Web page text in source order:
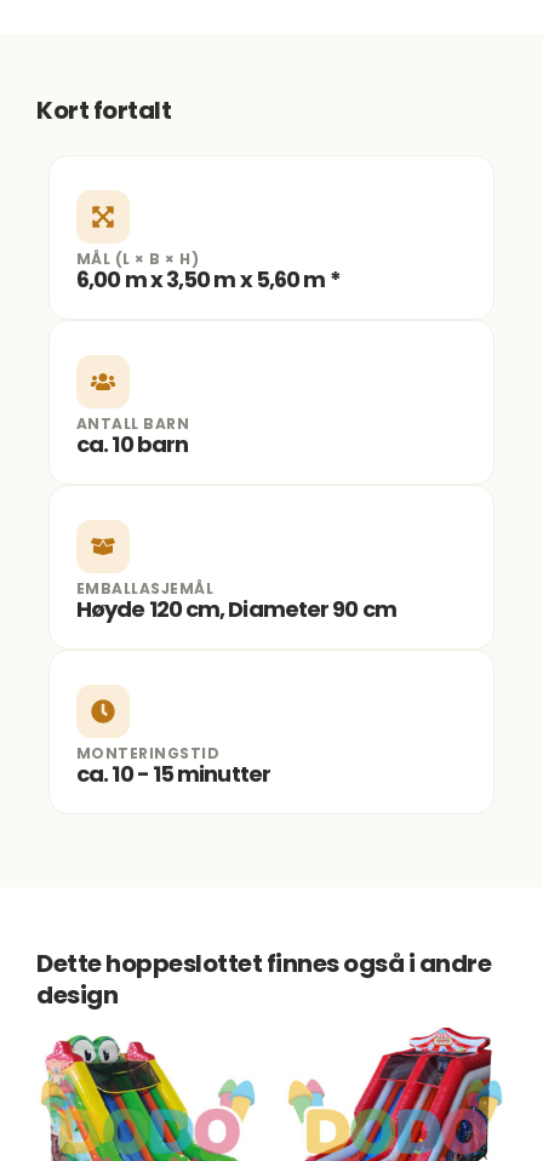
Kort fortalt
MÅL (L × B × H)
6,00 m x 3,50 m x 5,60 m *
ANTALL BARN
ca. 10 barn
EMBALLASJEMÅL
Høyde 120 cm, Diameter 90 cm
MONTERINGSTID
ca. 10 - 15 minutter
Dette hoppeslottet finnes også i andre
design